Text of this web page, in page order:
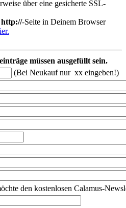
über eine gesicherte SSL-
http://-Seite in Deinem Browser
müssen ausgefüllt sein.
(Bei Neukauf nur xx eingeben!)
den kostenlosen Calamus-